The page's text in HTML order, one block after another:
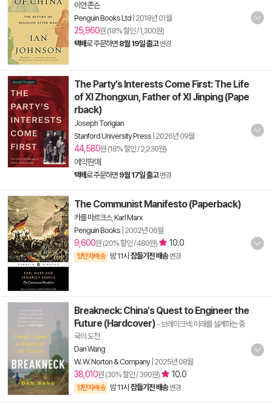
이안 존슨
Penguin Books Ltd 2018년 01월
25,960원 (18% 할인 / 1,300원)
택배로 주문하면 8월 19일 출고 변경
The Party's Interests Come First: The Life
of XI Zhongxun, Father of XI Jinping (Pape
rback)
Joseph Torigian
Stanford University Press 2026년 09월
44,580원 (18% 할인 / 2,230원)
예약판매
택배로 주문하면 9월 17일 출고 변경
The Communist Manifesto (Paperback)
카를 마르크스, Karl Marx
Penguin Books 2002년 06월
9,600원 (20% 할인 / 480원) 10.0
양탄자배송 밤 11시 잠들기전 배송 변경
Breakneck: China's Quest to Engineer the
Future (Hardcover) - 브레이크넥: 미래를 설계하는 중
국의 도전
Dan Wang
W. W. Norton & Company| 2025년 08월
38,010원 (30% 할인 / 390원) 10.0
양탄자배송 밤 11시 잠들기전 배송 변경